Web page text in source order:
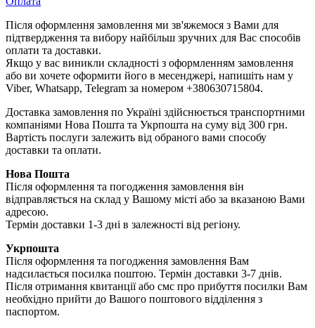
Після оформлення замовлення ми зв'яжемося з Вами для
підтвердження та вибору найбільш зручних для Вас способів
оплати та доставки.
Якщо у вас виникли складності з оформленням замовлення
або ви хочете оформити його в месенджері, напишіть нам у
Viber, Whatsapp, Telegram за номером +380630715804.
Доставка замовлення по Україні здійснюється транспортними
компаніями Нова Пошта та Укрпошта на суму від 300 грн.
Вартість послуги залежить від обраного вами способу
доставки та оплати.
Нова Пошта
Після оформлення та погодження замовлення він
відправляється на склад у Вашому місті або за вказаною Вами
адресою.
Термін доставки 1-3 дні в залежності від регіону.
Укрпошта
Після оформлення та погодження замовлення Вам
надсилається посилка поштою. Термін доставки 3-7 днів.
Після отримання квитанції або смс про прибуття посилки Вам
необхідно прийти до Вашого поштового відділення з
паспортом.